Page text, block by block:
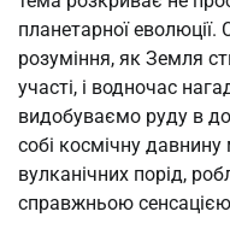
планетарної
розуміння, як Земля
участі, і водночас
видобуваємо руду в
собі космічну давнину
вулканічних порід,
справжньою